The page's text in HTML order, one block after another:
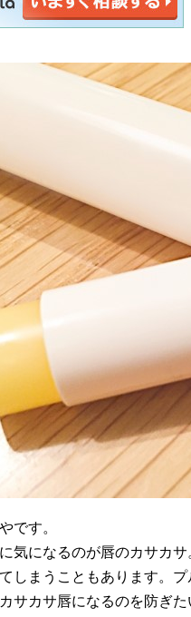
です。
気になるのが唇のカサカ
しまうこともあります。
サカサ唇になるのを防ぎ